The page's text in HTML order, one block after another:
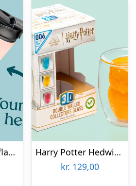
Personlig Termoflaske med Sugrør & Tekst – 600 ml
Harry Potter Hedwig 3D Krus
kr. 129,00